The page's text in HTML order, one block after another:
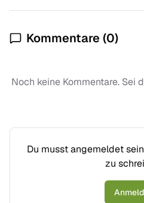
Kommentare (0)
Noch keine Kommentare. Sei
Du musst angemeldet
zu